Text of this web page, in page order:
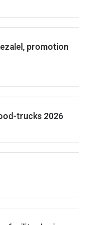
promotion
trucks 2026